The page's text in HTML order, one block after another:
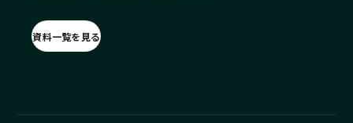
資料一覧を見る